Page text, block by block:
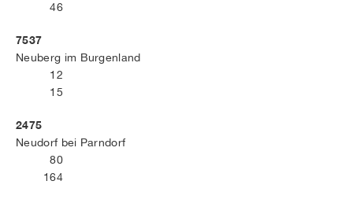
46
7537
Neuberg im Burgenland
12
15
2475
Neudorf bei Parndorf
80
164